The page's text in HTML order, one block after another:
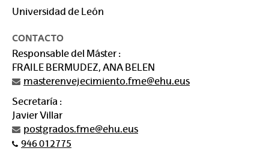
Universidad de León
CONTACTO
Responsable del Máster :
FRAILE BERMUDEZ, ANA BELEN
masterenvejecimiento.fme@ehu.eus
Secretaría :
Javier Villar
postgrados.fme@ehu.eus
946 012775